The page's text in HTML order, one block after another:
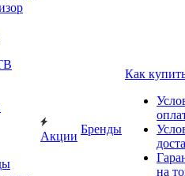
Акции
Бренды
Как
на